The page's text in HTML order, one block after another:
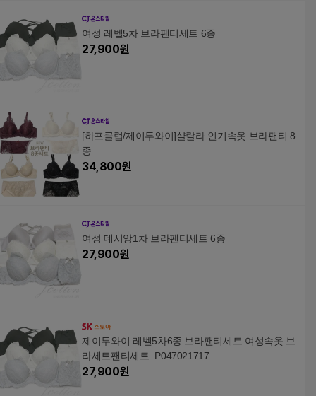
여성 레벨5차 브라팬티세트 6종
27,900원
[하프클럽/제이투와이]샬랄라 인기속옷 브라팬티 8
종
34,800원
여성 데시앙1차 브라팬티세트 6종
27,900원
제이투와이 레벨5차6종 브라팬티세트 여성속옷 브
라세트팬티세트_P047021717
27,900원